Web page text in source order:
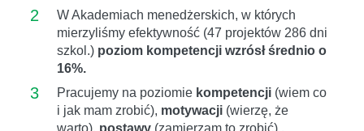
2
W Akademiach menedżerskich, w których
mierzyliśmy efektywność (47 projektów 286 dni
szkol.) poziom kompetencji wzrósł średnio o
16%.
3 Pracujemy na poziomie kompetencji (wiem co
i jak mam zrobić), motywacji (wierzę, że
warto), postawy (zamierzam to zrobić) ,